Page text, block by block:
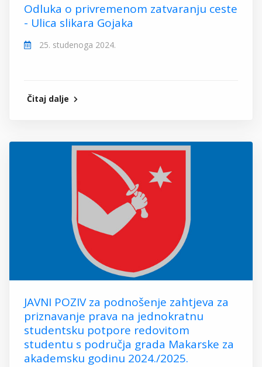
Odluka o privremenom zatvaranju ceste
- Ulica slikara Gojaka
25. studenoga 2024.
Čitaj dalje
JAVNI POZIV za podnošenje zahtjeva za
priznavanje prava na jednokratnu
studentsku potpore redovitom
studentu s područja grada Makarske za
akademsku godinu 2024./2025.